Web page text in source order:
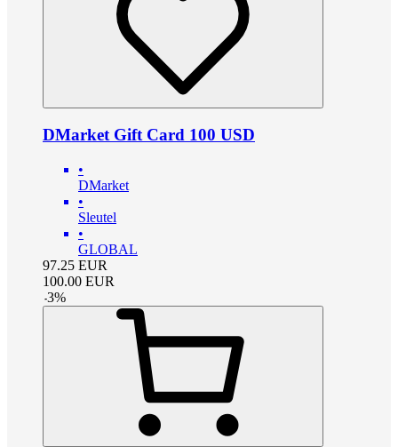
DMarket Gift Card 100 USD
•
DMarket
•
Sleutel
•
GLOBAL
97.25 EUR
100.00 EUR
-3%